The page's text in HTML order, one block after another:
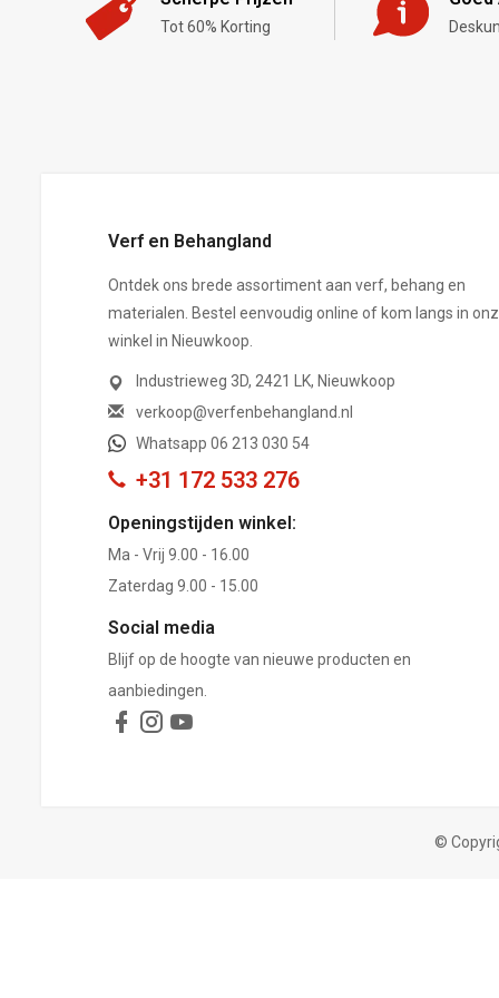
Tot 60% Korting
Verf en Behangland
Ontdek ons brede assortiment aan verf, behang en
materialen. Bestel eenvoudig online of kom langs in
winkel in Nieuwkoop.
Industrieweg 3D, 2421 LK, Nieuwkoop
verkoop@verfenbehangland.nl
Whatsapp 06 213 030 54
+31 172 533 276
Openingstijden winkel:
Ma - Vrij 9.00 - 16.00
Zaterdag 9.00 - 15.00
Social media
Blijf op de hoogte van nieuwe producten en
aanbiedingen.
©